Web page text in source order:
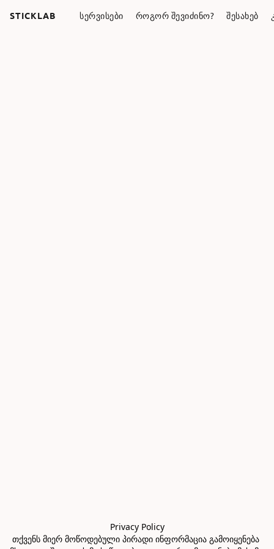
STICKLAB ᲡᲔᲠᲕᲘᲡᲔᲑᲘ ᲠᲝᲒᲝᲠ ᲨᲔᲕᲘᲫᲘᲜᲝ? ᲨᲔᲡᲐᲮᲔᲑ
Privacy Policy
თქვენს მიერ მოწოდებული პირადი ინფორმაცია გამოიყენება